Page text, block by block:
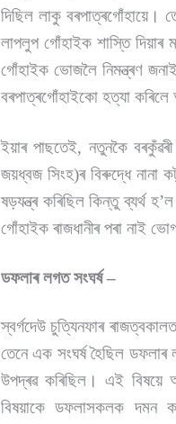
দিছিল লাকু বৰপাত্ৰগোঁহায়ে।
লাপলুপ গোঁহাইক শাস্তি দিয়াৰ
গোঁহাইক ভোজলৈ নিমন্ত্ৰণ জনাই
বৰপাত্ৰগোঁহাইকো হত্যা
ইয়াৰ পাছতেই, নতুনকৈ
জয়ধ্বজ সিংহ)ৰ বিৰুদ্ধে নানা
ষড়যন্ত্ৰ কৰিছিল কিন্তু ব্যৰ্থ
গোঁহাইক ৰাজধানীৰ পৰা নাই
ডফলাৰ লগত সংঘৰ্ষ –
স্বৰ্গদেউ চুত্যিনফাৰ
তেনে এক সংঘৰ্ষ হৈছিল
উপদ্ৰৱ কৰিছিল। এই বিষয়ে
বিষয়াকে ডফলাসকলক দমন